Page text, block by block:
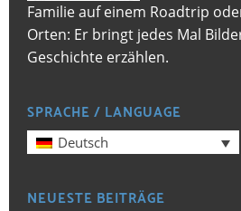
Familie auf einem Roadtrip
Orten: Er bringt jedes Mal
Geschichte erzählen.
SPRACHE / LANGUAGE
Deutsch
NEUESTE BEITRÄGE